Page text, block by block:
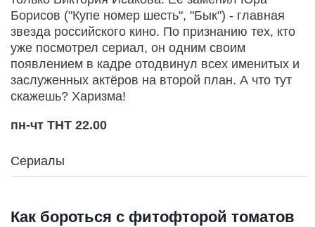
Борисов ("Купе номер шесть", "Бык") - главная
звезда российского кино. По признанию тех, кто
уже посмотрел сериал, он одним своим
появлением в кадре отодвинул всех именитых и
заслуженных актёров на второй план. А что тут
скажешь? Харизма!
пн-чт ТНТ 22.00
Сериалы
Как бороться с фитофторой томатов